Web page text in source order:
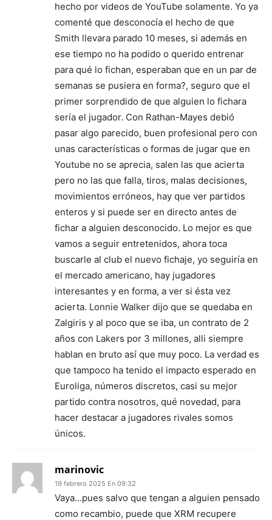
hecho por videos de YouTube solamente. Yo ya
comenté que desconocía el hecho de que
Smith llevara parado 10 meses, si además en
ese tiempo no ha podido o querido entrenar
para qué lo fichan, esperaban que en un par de
semanas se pusiera en forma?, seguro que el
primer sorprendido de que alguien lo fichara
sería el jugador. Con Rathan-Mayes debió
pasar algo parecido, buen profesional pero con
unas características o formas de jugar que en
Youtube no se aprecia, salen las que acierta
pero no las que falla, tiros, malas decisiones,
movimientos erróneos, hay que ver partidos
enteros y si puede ser en directo antes de
fichar a alguien desconocido. Lo mejor es que
vamos a seguir entretenidos, ahora toca
buscarle al club el nuevo fichaje, yo seguiría en
el mercado americano, hay jugadores
interesantes y en forma, a ver si ésta vez
acierta. Lonnie Walker dijo que se quedaba en
Zalgiris y al poco que se iba, un contrato de 2
años con Lakers por 3 millones, alli siempre
hablan en bruto así que muy poco. La verdad es
que tampoco ha tenido el impacto esperado en
Euroliga, números discretos, casi su mejor
partido contra nosotros, qué novedad, para
hacer destacar a jugadores rivales somos
únicos.
marinovic
19 febrero 2025 En 09:32
Vaya…pues salvo que tengan a alguien pensado
como recambio, puede que XRM recupere